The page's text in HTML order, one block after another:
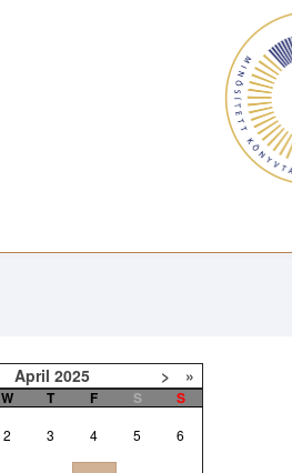
April 2025 > »
W T F S
S
2 3 4 5 6